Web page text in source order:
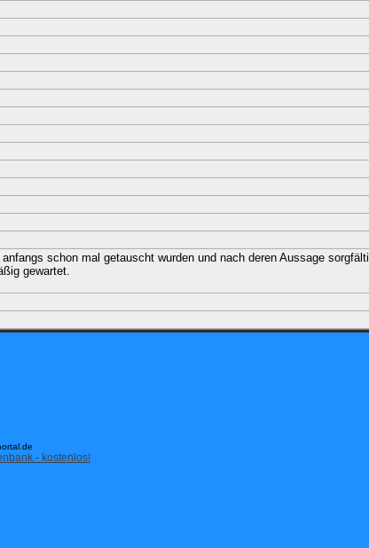
schon mal getauscht wurden und nach deren Aussage
gewartet.
- kostenlos!